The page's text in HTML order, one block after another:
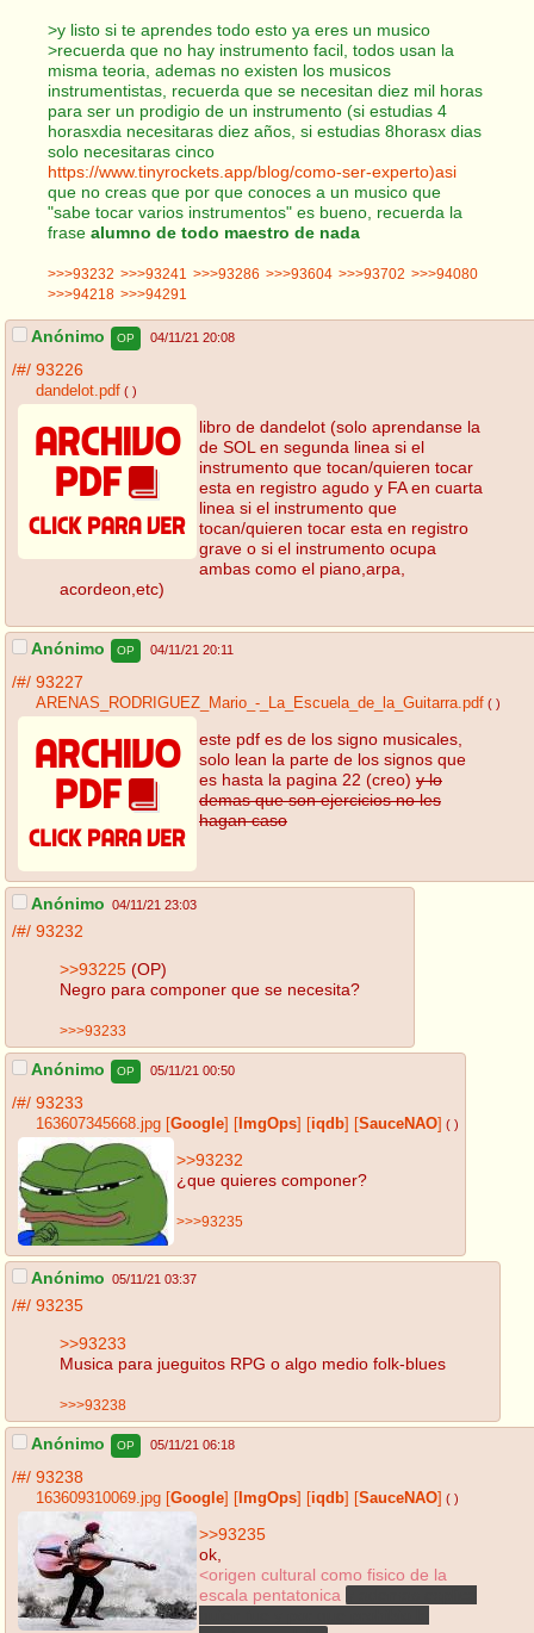
>y listo si te aprendes todo esto ya eres un musico
>recuerda que no hay instrumento facil, todos usan la
misma teoria, ademas no existen los musicos
instrumentistas, recuerda que se necesitan diez mil horas
para ser un prodigio de un instrumento (si estudias 4
horasxdia necesitaras diez años, si estudias 8horasx dias
solo necesitaras cinco
https://www.tinyrockets.app/blog/como-ser-experto)asi
que no creas que por que conoces a un musico que
"sabe tocar varios instrumentos" es bueno, recuerda la
frase alumno de todo maestro de nada
>>>93232 >>>93241 >>>93286 >>>93604 >>>93702 >>>94080
>>>94218 >>>94291
Anónimo OP 04/11/21 20:08
/#/ 93226
dandelot.pdf ( )
libro de dandelot (solo aprendanse la
de SOL en segunda linea si el
instrumento que tocan/quieren tocar
esta en registro agudo y FA en cuarta
linea si el instrumento que
tocan/quieren tocar esta en registro
grave o si el instrumento ocupa
ambas como el piano,arpa,
acordeon,etc)
Anónimo OP 04/11/21 20:11
/#/ 93227
ARENAS_RODRIGUEZ_Mario_-_La_Escuela_de_la_Guitarra.pdf ( )
este pdf es de los signo musicales,
solo lean la parte de los signos que
es hasta la pagina 22 (creo) y lo
demas que son ejercicios no les
hagan caso
Anónimo 04/11/21 23:03
/#/ 93232
>>93225 (OP)
Negro para componer que se necesita?
>>>93233
Anónimo OP 05/11/21 00:50
/#/ 93233
163607345668.jpg Google ImgOps iqdb SauceNAO ( )
>>93232
¿que quieres componer?
>>>93235
Anónimo 05/11/21 03:37
/#/ 93235
>>93233
Musica para jueguitos RPG o algo medio folk-blues
>>>93238
Anónimo OP 05/11/21 06:18
/#/ 93238
163609310069.jpg Google ImgOps iqdb SauceNAO ( )
>>93235
ok,
<origen cultural como fisico de la
escala pentatonica